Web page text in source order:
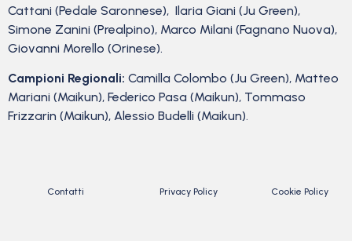
Cattani (Pedale Saronnese), Ilaria Giani (Ju Green),
Simone Zanini (Prealpino), Marco Milani (Fagnano Nuova),
Giovanni Morello (Orinese).
Campioni Regionali: Camilla Colombo (Ju Green), Matteo
Mariani (Maikun), Federico Pasa (Maikun), Tommaso
Frizzarin (Maikun), Alessio Budelli (Maikun).
Contatti Privacy Policy Cookie Policy